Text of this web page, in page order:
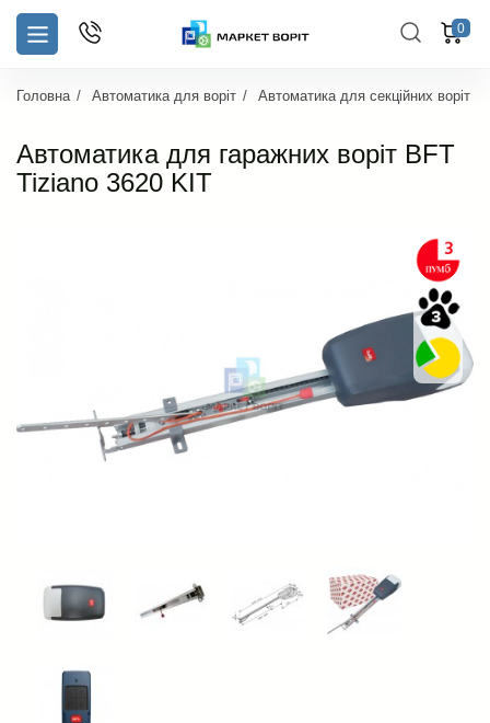
0
Головна Автоматика для воріт Автоматика для секційних воріт
Автоматика для гаражних воріт BFT
Tiziano 3620 KIT